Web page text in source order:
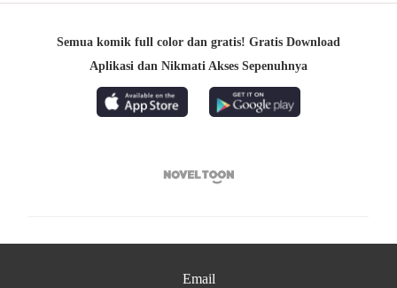
Semua komik full color dan gratis! Gratis Download
Aplikasi dan Nikmati Akses Sepenuhnya

Email